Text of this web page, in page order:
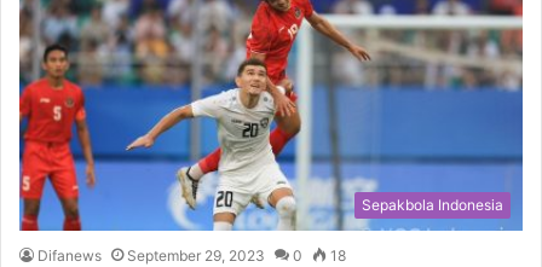
Sepakbola Indonesia
Difanews September 29, 2023 0 18